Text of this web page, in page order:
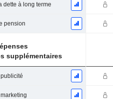
dette à long terme
pension
supplémentaires